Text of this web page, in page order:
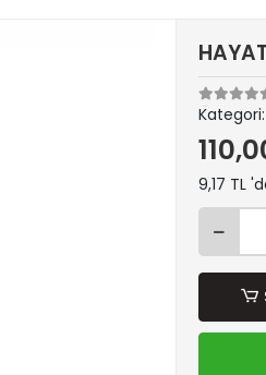
Kategori:
9,17 TL